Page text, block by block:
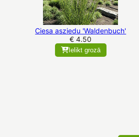
Ciesa asziedu 'Waldenbuch'
€ 4.50
Ielikt grozā